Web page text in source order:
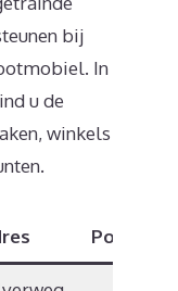
bij
In
u de
winkels
Postcode